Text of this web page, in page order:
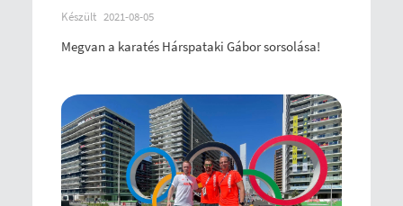
Készült 2021-08-05
Megvan a karatés Hárspataki Gábor sorsolása!